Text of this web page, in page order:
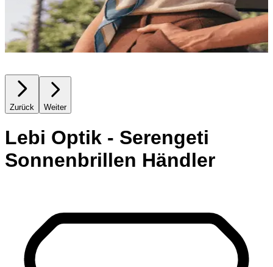
Zurück Weiter
Lebi Optik - Serengeti
Sonnenbrillen Händler